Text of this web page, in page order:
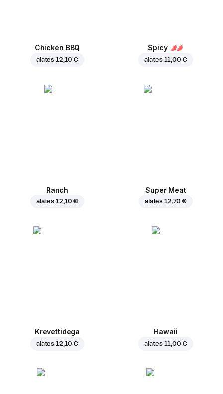
Chicken BBQ
alates 12,10 €
Spicy
alates 11,00 €
Ranch
alates 12,10 €
Super Meat
alates 12,70 €
Krevettidega
alates 12,10 €
Hawaii
alates 11,00 €